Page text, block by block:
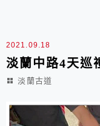
2021.09.18
淡蘭中路4天
淡蘭古道